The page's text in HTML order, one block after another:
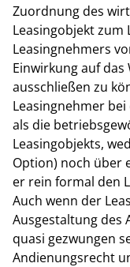
Zuordnung des
Leasingobjekt zum
Leasingnehmers
Einwirkung auf
ausschließen zu
Leasingnehmer
als die
Leasingobjekts,
Option) noch über
er rein formal den
Auch wenn der
Ausgestaltung des
quasi gezwungen
Andienungsrecht